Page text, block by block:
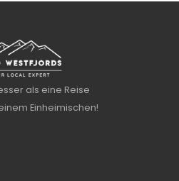
als eine Reise
Einheimischen!